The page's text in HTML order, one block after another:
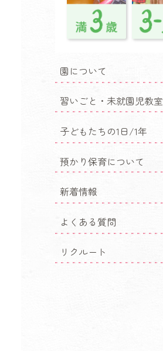
園について
習いごと・未就園児教室
子どもたちの1日/1年
預かり保育について
新着情報
よくある質問
リクルート